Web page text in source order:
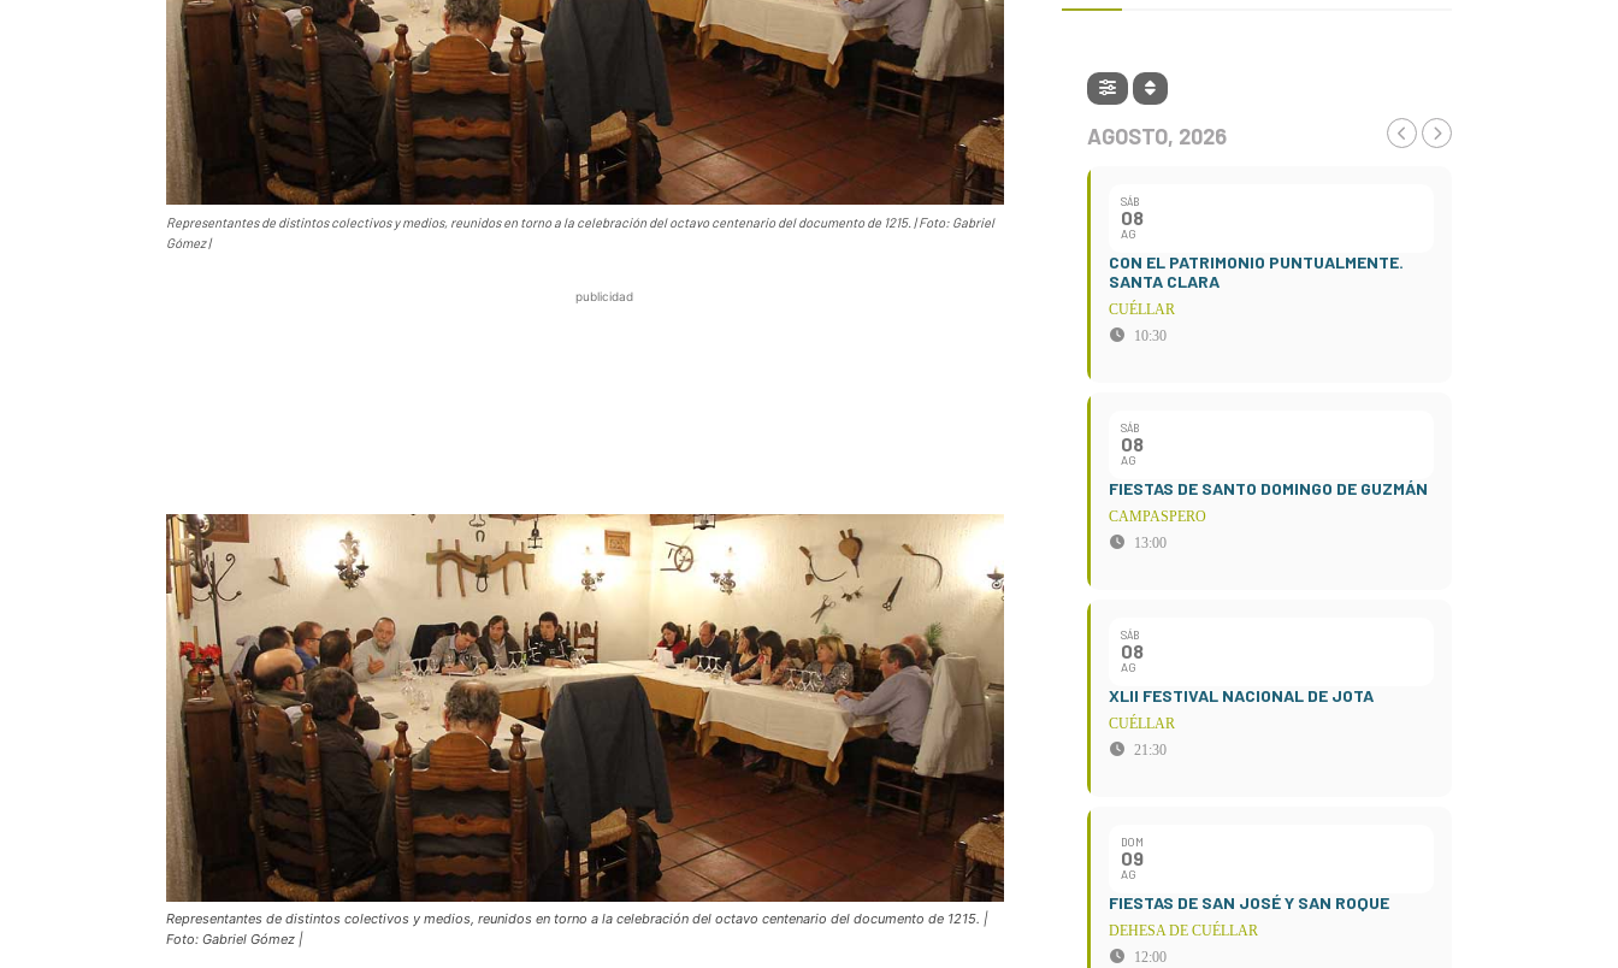
Representantes de distintos colectivos y medios, reunidos en torno a la celebración del octavo centenario del documento de 1215. | Foto: Gabriel
Gómez |
publicidad
Representantes de distintos colectivos y medios, reunidos en torno a la celebración del octavo centenario del documento de 1215. |
Foto: Gabriel Gómez |
AGOSTO, 2026
SÁB
08
AG
CON EL PATRIMONIO PUNTUALMENTE.
SANTA CLARA
CUÉLLAR
10:30
SÁB
08
AG
FIESTAS DE SANTO DOMINGO DE GUZMÁN
CAMPASPERO
13:00
SÁB
08
AG
XLII FESTIVAL NACIONAL DE JOTA
CUÉLLAR
21:30
DOM
09
AG
FIESTAS DE SAN JOSÉ Y SAN ROQUE
DEHESA DE CUÉLLAR
12:00